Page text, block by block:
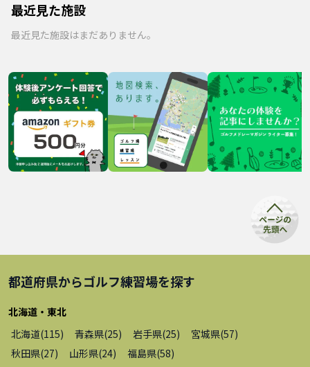
最近見た施設
最近見た施設はまだありません。
都道府県からゴルフ練習場を探す
北海道・東北
北海道(115) 青森県(25) 岩手県(25) 宮城県(57)
秋田県(27) 山形県(24) 福島県(58)